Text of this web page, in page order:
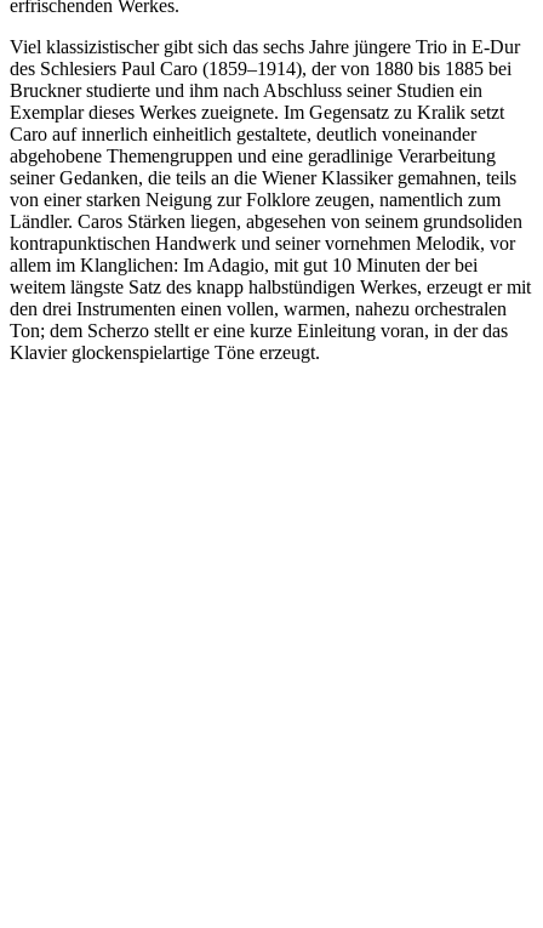
erfrischenden Werkes.
Viel klassizistischer gibt sich das sechs Jahre jüngere Trio in E-Dur
des Schlesiers Paul Caro (1859–1914), der von 1880 bis 1885 bei
Bruckner studierte und ihm nach Abschluss seiner Studien ein
Exemplar dieses Werkes zueignete. Im Gegensatz zu Kralik setzt
Caro auf innerlich einheitlich gestaltete, deutlich voneinander
abgehobene Themengruppen und eine geradlinige Verarbeitung
seiner Gedanken, die teils an die Wiener Klassiker gemahnen, teils
von einer starken Neigung zur Folklore zeugen, namentlich zum
Ländler. Caros Stärken liegen, abgesehen von seinem grundsoliden
kontrapunktischen Handwerk und seiner vornehmen Melodik, vor
allem im Klanglichen: Im Adagio, mit gut 10 Minuten der bei
weitem längste Satz des knapp halbstündigen Werkes, erzeugt er mit
den drei Instrumenten einen vollen, warmen, nahezu orchestralen
Ton; dem Scherzo stellt er eine kurze Einleitung voran, in der das
Klavier glockenspielartige Töne erzeugt.